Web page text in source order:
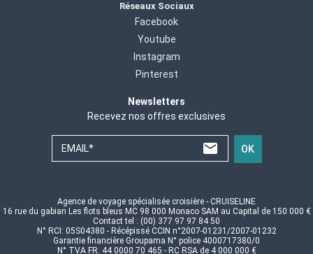
Réseaux Sociaux
Facebook
Youtube
Instagram
Pinterest
Newsletters
Recevez nos offres exclusives
EMAIL* OK
Agence de voyage spécialisée croisière - CRUISELINE
16 rue du gabian Les flots bleus MC 98 000 Monaco SAM au Capital de 150 000 €
Contact tel : (00) 377 97 97 84 50
N° RCI: 05S04380 - Récépissé CCIN n°2007-01231/2007-01232
Garantie financière Groupama N° police 4000717380/0
N° TVA FR. 44 0000 70 465 - RC RSA de 4 000 000 €